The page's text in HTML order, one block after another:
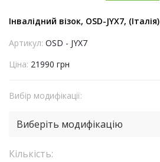
Інвалідний візок, OSD-JYX7, (Італія)
Артикул: OSD - JYX7
Ціна: 21990 грн
Вибір модифікації:
Виберіть модифікацію
Кількість: